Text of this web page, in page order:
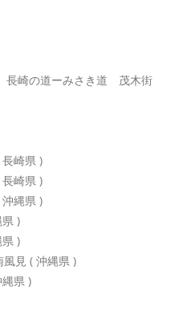
崎の道ーみさき道 茂木街
崎県 )
崎県 )
縄県 )
)
)
見 ( 沖縄県 )
県 )